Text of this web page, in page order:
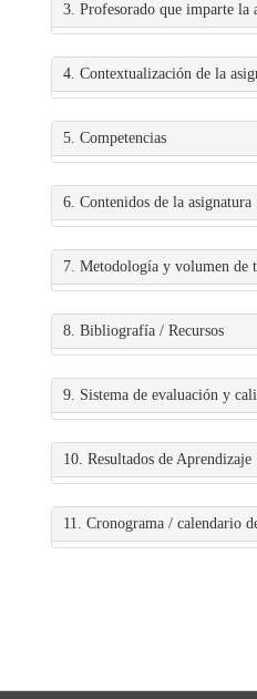
3. Profesorado que imparte la
4. Contextualización de la
5. Competencias
6. Contenidos de la asignatura
7. Metodología y volumen de
8. Bibliografía / Recursos
9. Sistema de evaluación y
10. Resultados de Aprendizaje
11. Cronograma / calendario